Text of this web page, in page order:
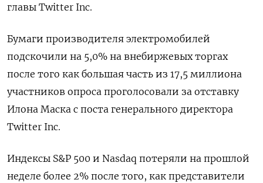
главы Twitter Inc.
Бумаги производителя электромобилей
подскочили на 5,0% на внебиржевых торгах
после того как большая часть из 17,5 миллиона
участников опроса проголосовали за отставку
Илона Маска с поста генерального директора
Twitter Inc.
Индексы S&P 500 и Nasdaq потеряли на прошлой
неделе более 2% после того, как представители